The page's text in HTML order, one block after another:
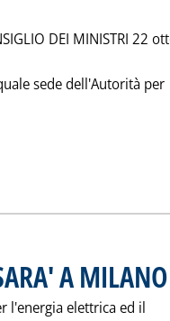
DEI MINISTRI 22
sede dell'Autorità per
A MILANO
l'energia elettrica ed il